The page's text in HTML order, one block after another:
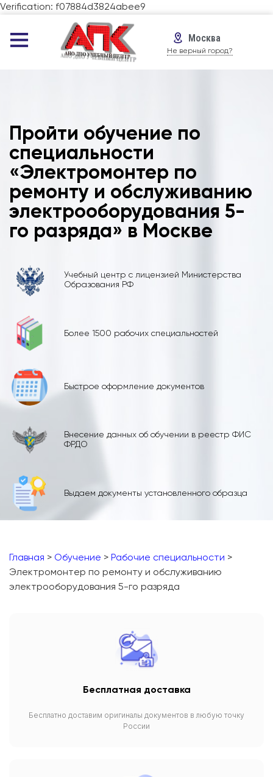
Verification: f07884d3824abee9
Москва
Не верный город?
Пройти обучение по
специальности
«Электромонтер по
ремонту и обслуживанию
электрооборудования 5-
го разряда» в Москве
Учебный центр с лицензией Министерства
Образования РФ
Более 1500 рабочих специальностей
Быстрое оформление документов
Внесение данных об обучении в реестр ФИС
ФРДО
Выдаем документы установленного образца
Главная > Обучение > Рабочие специальности >
Электромонтер по ремонту и обслуживанию
электрооборудования 5-го разряда
Бесплатная доставка
Бесплатно доставим оригиналы документов в любую точку
России